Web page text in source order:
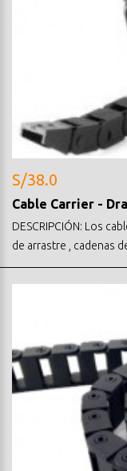
S/38.0
Cable Carrier -
DESCRIPCIÓN: Los
de arrastre , cadenas